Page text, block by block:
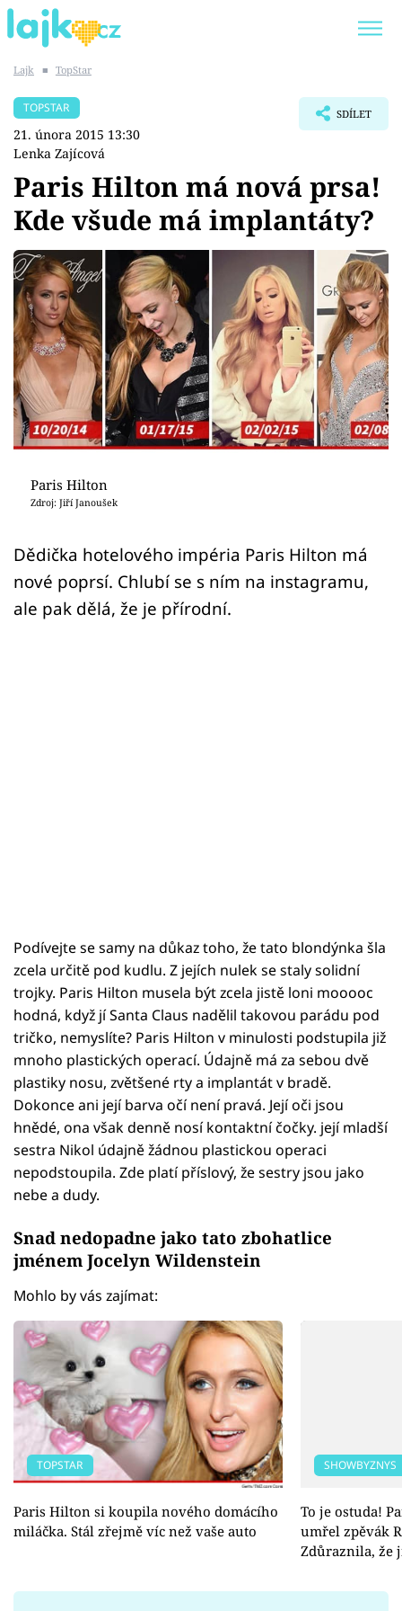
SHOPAHOLICADEL
Témata
Showbyznys
Youtubeři
Virály
Sex a vztahy
Videa
Sledujte prima+
Přihlášení
Sledujte nás
Lajk ■ TopStar
TOPSTAR
21. února 2015 13:30
Lenka Zajícová
SDÍLET
Paris Hilton má nová prsa!
Kde všude má implantáty?
Paris Hilton
Zdroj: Jiří Janoušek
Dědička hotelového impéria Paris Hilton má
nové poprsí. Chlubí se s ním na instagramu,
ale pak dělá, že je přírodní.
Podívejte se samy na důkaz toho, že tato blondýnka šla
zcela určitě pod kudlu. Z jejích nulek se staly solidní
trojky. Paris Hilton musela být zcela jistě loni mooooc
hodná, když jí Santa Claus nadělil takovou parádu pod
tričko, nemyslíte? Paris Hilton v minulosti podstupila již
mnoho plastických operací. Údajně má za sebou dvě
plastiky nosu, zvětšené rty a implantát v bradě.
Dokonce ani její barva očí není pravá. Její oči jsou
hnědé, ona však denně nosí kontaktní čočky. její mladší
sestra Nikol údajně žádnou plastickou operaci
nepodstoupila. Zde platí příslový, že sestry jsou jako
nebe a dudy.
Snad nedopadne jako tato zbohatlice
jménem Jocelyn Wildenstein
Mohlo by vás zajímat:
TOPSTAR
Paris Hilton si koupila nového domácího
miláčka. Stál zřejmě víc než vaše auto
SHOWBYZNYS
To je ostuda!
umřel zpěvák
Zdůraznila, že